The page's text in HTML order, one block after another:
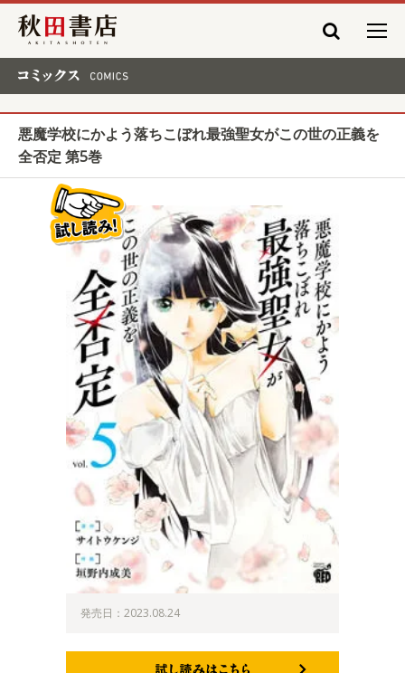
秋田書店
悪魔学校にかよう落ちこぼれ最強聖女がこの世の正義を
全否定 第5巻
発売日：2023.08.24